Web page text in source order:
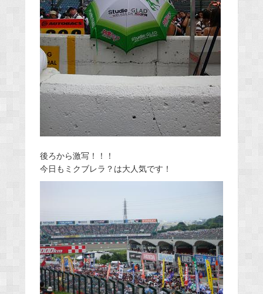
後ろから激写！！！
今日もミクブレラ？は大人気です！